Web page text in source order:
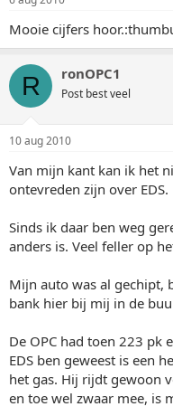
Mooie cijfers
R ronOPC1
Post best veel
10 aug 2010
Van mijn kant kan ik het
ontevreden zijn over EDS.
Sinds ik daar ben weg
anders is. Veel feller op
Mijn auto was al gechipt,
bank hier bij mij in de
De OPC had toen 223 pk
EDS ben geweest is een
het gas. Hij rijdt gewoon
en toe wel zwaar mee, is